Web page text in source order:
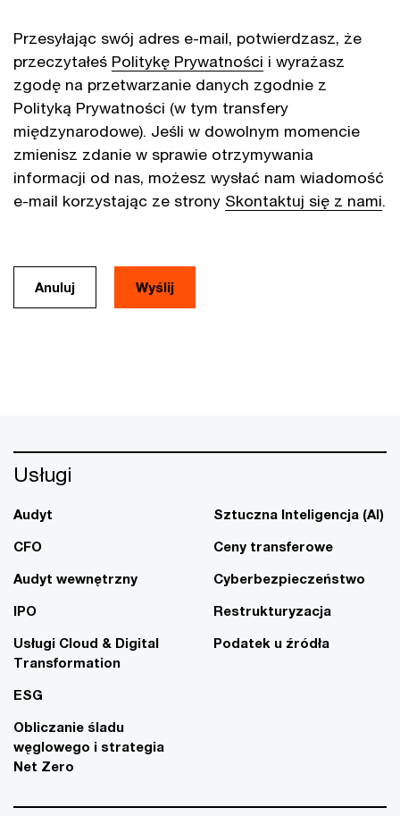
Przesyłając swój adres e-mail, potwierdzasz, że
przeczytałeś Politykę Prywatności i wyrażasz
zgodę na przetwarzanie danych zgodnie z
Polityką Prywatności (w tym transfery
międzynarodowe). Jeśli w dowolnym momencie
zmienisz zdanie w sprawie otrzymywania
informacji od nas, możesz wysłać nam wiadomość
e-mail korzystając ze strony Skontaktuj się z nami.
Anuluj
Usługi
Audyt
CFO
Audyt wewnętrzny
IPO
Usługi Cloud & Digital
Transformation
ESG
Obliczanie śladu
węglowego i strategia
Net Zero
Sztuczna Inteligencja (AI)
Ceny transferowe
Cyberbezpieczeństwo
Restrukturyzacja
Podatek u źródła